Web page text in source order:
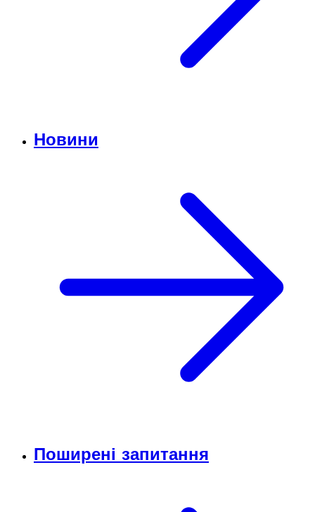
Новини
Поширені запитання